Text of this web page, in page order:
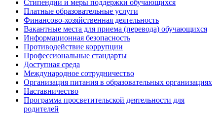
Стипендии и меры поддержки обучающихся
Платные образовательные услуги
Финансово-хозяйственная деятельность
Вакантные места для приема (перевода) обучающихся
Информационная безопасность
Противодействие коррупции
Профессиональные стандарты
Доступная среда
Международное сотрудничество
Организация питания в образовательных организациях
Наставничество
Программа просветительской деятельности для
родителей